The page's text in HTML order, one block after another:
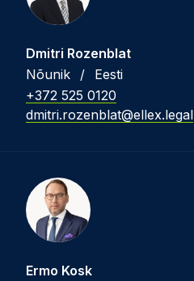
Dmitri Rozenblat
Nõunik
/
Eesti
+372 525 0120
dmitri.rozenblat@ellex.legal
Ermo Kosk